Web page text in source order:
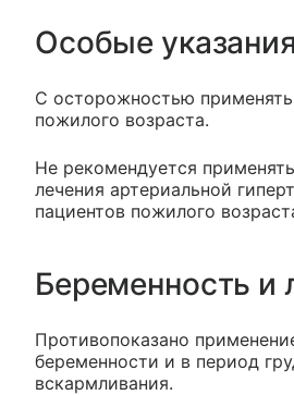
Особые указания
С осторожностью
пожилого возраста.
Не рекомендуется
лечения артериальной
пациентов пожилого
Беременность и
Противопоказано
беременности и в период
вскармливания.